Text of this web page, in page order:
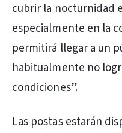
cubrir la nocturnidad
especialmente en la
permitirá llegar a un
habitualmente no
condiciones”.
Las postas estarán